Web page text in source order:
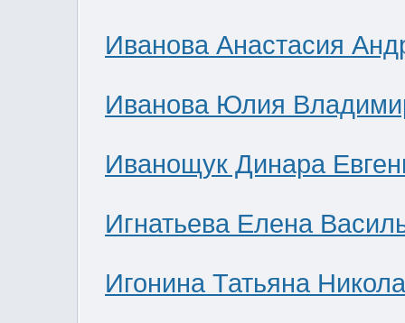
Иванова Анастасия
Иванова Юлия
Иванощук Динара
Игнатьева Елена
Игонина Татьяна